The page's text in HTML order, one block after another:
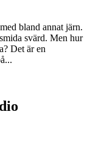
bland annat järn.
svärd. Men hur
Det är en